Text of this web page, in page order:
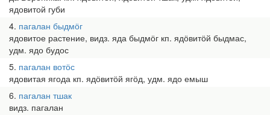
ядовитой губи
4 пагалан быдмӧг
ядовитое растение, видз. яда быдмӧг кп. ядӧвитӧй быдмас,
удм. ядо будос
5 пагалан вотӧс
ядовитая ягода кп. ядӧвитӧй ягӧд, удм. ядо емыш
6 пагалан тшак
видз. пагалан